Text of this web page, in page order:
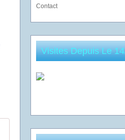
Contact
Visites Depuis Le